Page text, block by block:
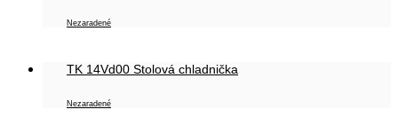
Nezaradené
TK 14Vd00 Stolová chladnička
Nezaradené